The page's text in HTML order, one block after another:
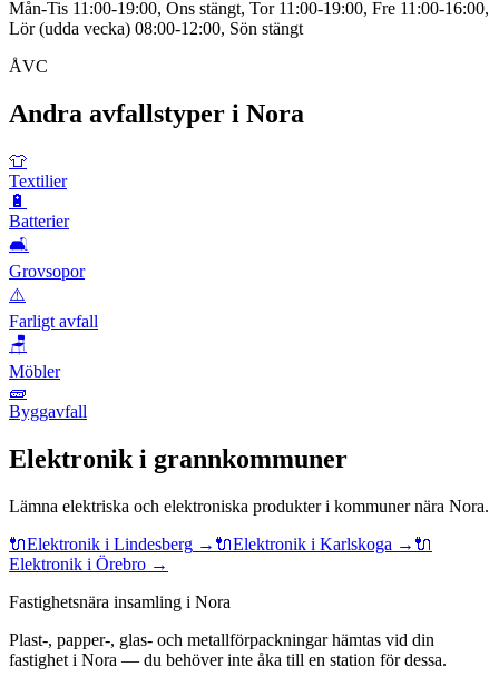
Mån-Tis 11:00-19:00, Ons stängt, Tor 11:00-19:00, Fre 11:00-16:00,
Lör (udda vecka) 08:00-12:00, Sön stängt
ÅVC
Andra avfallstyper i Nora
👕
Textilier
🔋
Batterier
🛋️
Grovsopor
⚠️
Farligt avfall
🪑
Möbler
🧱
Byggavfall
Elektronik i grannkommuner
Lämna elektriska och elektroniska produkteri kommuner nära Nora.
🔌Elektronik i Lindesberg → 🔌Elektronik i Karlskoga → 🔌
Elektronik i Örebro →
Fastighetsnära insamling i Nora
Plast-, papper-, glas- och metallförpackningar hämtas vid din
fastighet i Nora — du behöver inte åka till en station för dessa.